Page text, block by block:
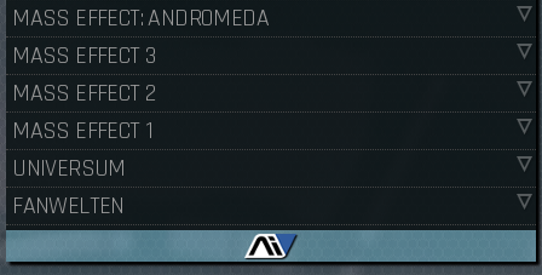
MASS EFFECT: ANDROMEDA
MASS EFFECT 3
MASS EFFECT 2
MASS EFFECT 1
UNIVERSUM
FANWELTEN